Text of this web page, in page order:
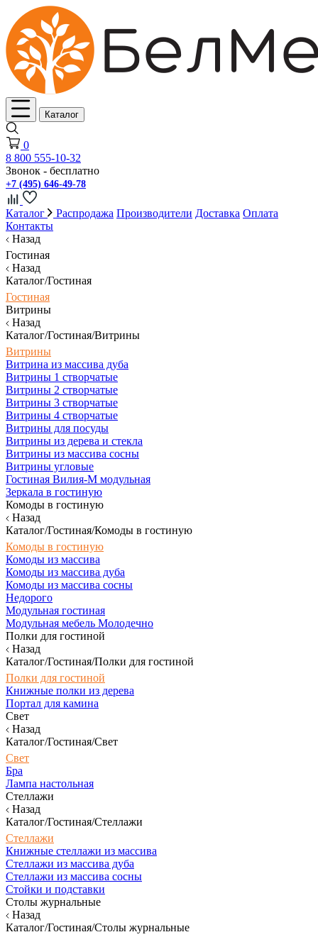
Каталог
0
8 800 555-10-32
Звонок - бесплатно
+7 (495) 646-49-78
Каталог Распродажа Производители Доставка Оплата
Контакты
Назад
Гостиная
Назад
Каталог/Гостиная
Гостиная
Витрины
Назад
Каталог/Гостиная/Витрины
Витрины
Витрина из массива дуба
Витрины 1 створчатые
Витрины 2 створчатые
Витрины 3 створчатые
Витрины 4 створчатые
Витрины для посуды
Витрины из дерева и стекла
Витрины из массива сосны
Витрины угловые
Гостиная Вилия-М модульная
Зеркала в гостиную
Комоды в гостиную
Назад
Каталог/Гостиная/Комоды в гостиную
Комоды в гостиную
Комоды из массива
Комоды из массива дуба
Комоды из массива сосны
Недорого
Модульная гостиная
Модульная мебель Молодечно
Полки для гостиной
Назад
Каталог/Гостиная/Полки для гостиной
Полки для гостиной
Книжные полки из дерева
Портал для камина
Свет
Назад
Каталог/Гостиная/Свет
Свет
Бра
Лампа настольная
Стеллажи
Назад
Каталог/Гостиная/Стеллажи
Стеллажи
Книжные стеллажи из массива
Стеллажи из массива дуба
Стеллажи из массива сосны
Стойки и подставки
Столы журнальные
Назад
Каталог/Гостиная/Столы журнальные